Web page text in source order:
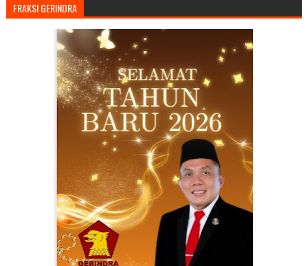
FRAKSI GERINDRA